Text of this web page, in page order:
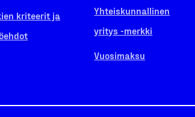
kriteerit ja
Yhteiskunnallinen
yritys -merkki
Vuosimaksu